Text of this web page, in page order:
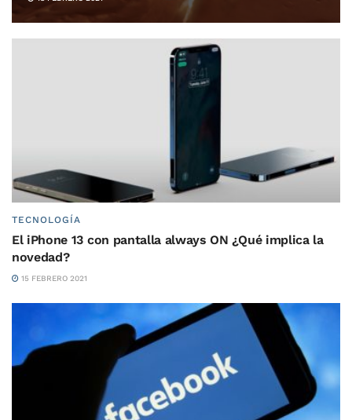
TECNOLOGÍA
El iPhone 13 con pantalla always ON ¿Qué implica la
novedad?
15 FEBRERO 2021